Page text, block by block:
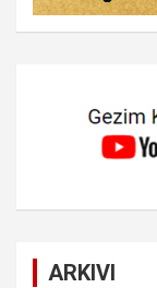
ARKIVI